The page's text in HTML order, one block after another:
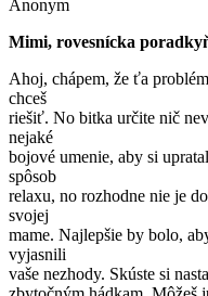
Anonym
Mimi, rovesnícka
Ahoj, chápem, že ťa
chceš
riešiť. No bitka určite nič
nejaké
bojové umenie, aby si
spôsob
relaxu, no rozhodne nie je
svojej
mame. Najlepšie by bolo,
vyjasnili
vaše nezhody. Skúste si